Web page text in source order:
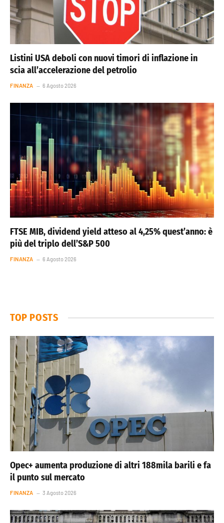
Listini USA deboli con nuovi timori di inflazione in
scia all’accelerazione del petrolio
FINANZA 6 Agosto 2026
FTSE MIB, dividend yield atteso al 4,25% quest’anno: è
più del triplo dell’S&P 500
FINANZA 6 Agosto 2026
TOP POSTS
Opec+ aumenta produzione di altri 188mila barili e fa
il punto sul mercato
FINANZA 3 Agosto 2026